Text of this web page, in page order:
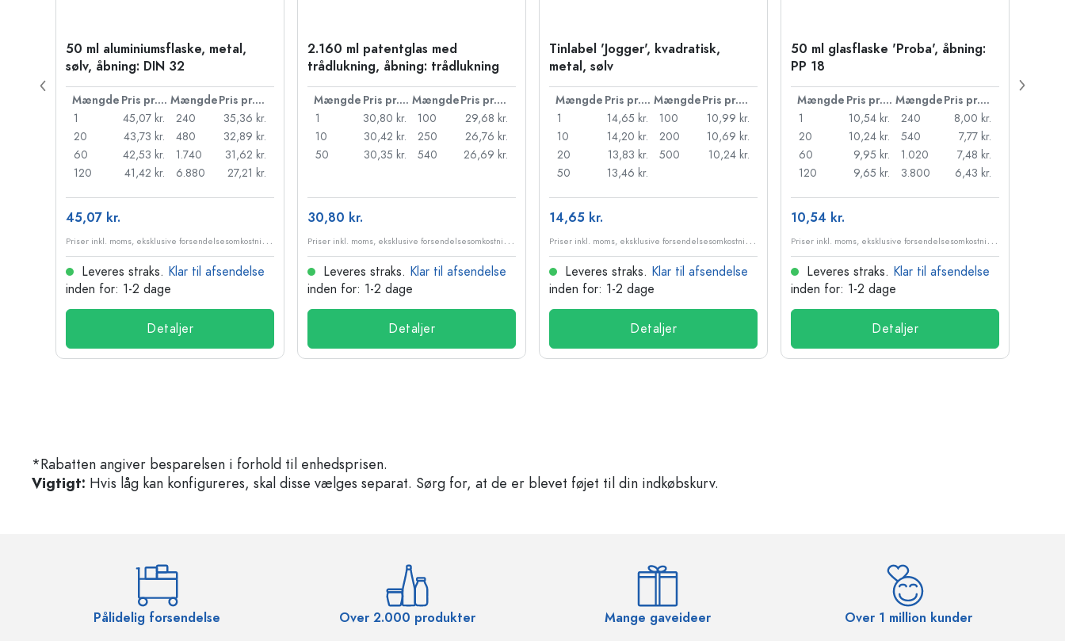
50 ml aluminiumsflaske, metal,
sølv, åbning: DIN 32
Mængde Pris pr. stk. Mængde
Pris pr. stk.
1
45,07 kr.
20
43,73 kr.
60
42,53 kr.
120
41,42 kr.
240
35,36 kr.
480
32,89 kr.
1.740
31,62 kr.
6.880
27,21 kr.
45,07 kr.
P
riser inkl. moms, eksklusive forsendelsesomkostninger
Leveres straks. Klar til afsendelse
inden for: 1-2 dage
Detaljer
2.160 ml patentglas med
trådlukning, åbning: trådlukning
Mængde Pris pr. stk. Mængde
Pris pr. stk.
1
30,80 kr.
10
30,42 kr.
50
30,35 kr.
100
29,68 kr.
250
26,76 kr.
540
26,69 kr.
30,80 kr.
P
riser inkl. moms, eksklusive forsendelsesomkostninger
Leveres straks. Klar til afsendelse
inden for: 1-2 dage
Detaljer
Tinlabel 'Jogger', kvadratisk,
metal, sølv
Mængde Pris pr. stk. Mængde
Pris pr. stk.
1
14,65 kr.
10
14,20 kr.
20
13,83 kr.
50
13,46 kr.
100
10,99 kr.
200
10,69 kr.
500
10,24 kr.
14,65 kr.
P
riser inkl. moms, eksklusive forsendelsesomkostninger
Leveres straks. Klar til afsendelse
inden for: 1-2 dage
Detaljer
50 ml glasflaske 'Proba', åbning:
PP 18
Mængde Pris pr. stk. Mængde
Pris pr. stk.
1
10,54 kr.
20
10,24 kr.
60
9,95 kr.
120
9,65 kr.
240
8,00 kr.
540
7,77 kr.
1.020
7,48 kr.
3.800
6,43 kr.
10,54 kr.
P
riser inkl. moms, eksklusive forsendelsesomkostninger
Leveres straks. Klar til afsendelse
inden for: 1-2 dage
Detaljer
*Rabatten angiver besparelsen i forhold til enhedsprisen.
Vigtigt: Hvis låg kan konfigureres, skal disse vælges separat. Sørg for, at de er blevet føjet til din indkøbskurv.
Pålidelig forsendelse Over 2.000 produkter Mange gaveideer Over 1 million kunder